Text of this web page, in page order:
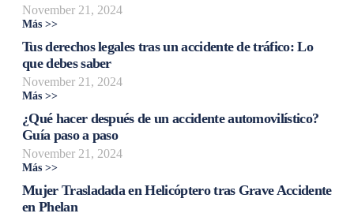
November 21, 2024
Más >>
Tus derechos legales tras un accidente de tráfico: Lo
que debes saber
November 21, 2024
Más >>
¿Qué hacer después de un accidente automovilístico?
Guía paso a paso
November 21, 2024
Más >>
Mujer Trasladada en Helicóptero tras Grave Accidente
en Phelan